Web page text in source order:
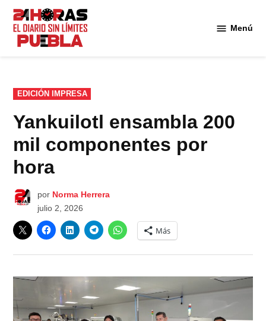
Saltar
contenido
Menú
PUBLICADO
EN
EDICIÓN IMPRESA
Yankuilotl ensambla 200
mil componentes por
hora
por Norma Herrera
julio 2, 2026
Más